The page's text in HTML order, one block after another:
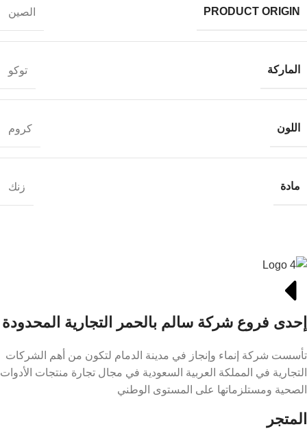
PRODUCT ORIGIN الصين
الماركة توكو
اللون كروم
مادة زنك
إحدى فروع شركة سالم بالحمر التجارية المحدودة
تأسست شركة إنماء وإنجاز في مدينة الدمام لتكون من أهم الشركات
التجارية في المملكة العربية السعودية في مجال تجارة منتجات الأدوات
الصحية ومستلزماتها على المستوى الوطني
المتجر